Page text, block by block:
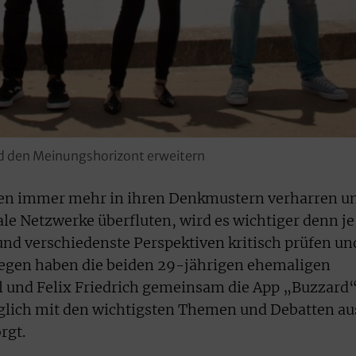
den Meinungshorizont erweitern
immer mehr in ihren Denkmustern verharren
Netzwerke überfluten, wird es wichtiger denn
verschiedenste Perspektiven kritisch prüfen
haben die beiden 29-jährigen ehemaligen
Felix Friedrich gemeinsam die App
mit den wichtigsten Themen und Debatten